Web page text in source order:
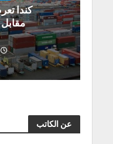
كندا
عن الكاتب